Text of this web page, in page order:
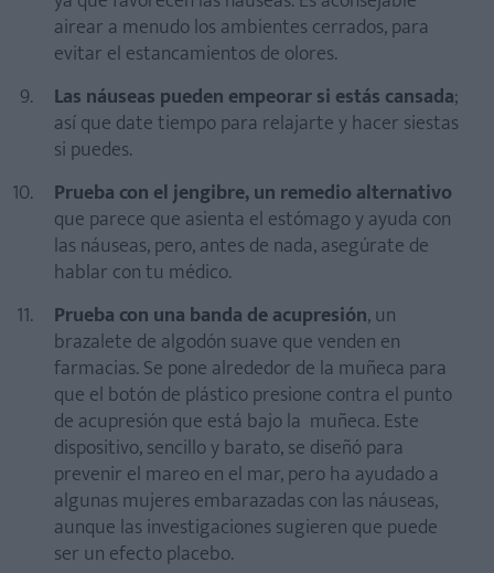
airear a menudo los ambientes cerrados, para
evitar el estancamientos de olores.
Las náuseas pueden empeorar si estás cansada;
así que date tiempo para relajarte y hacer siestas
si puedes.
Prueba con el jengibre, un remedio alternativo
que parece que asienta el estómago y ayuda con
las náuseas, pero, antes de nada, asegúrate de
hablar con tu médico.
Prueba con una banda de acupresión, un
brazalete de algodón suave que venden en
farmacias. Se pone alrededor de la muñeca para
que el botón de plástico presione contra el punto
de acupresión que está bajo la muñeca. Este
dispositivo, sencillo y barato, se diseñó para
prevenir el mareo en el mar, pero ha ayudado a
algunas mujeres embarazadas con las náuseas,
aunque las investigaciones sugieren que puede
ser un efecto placebo.